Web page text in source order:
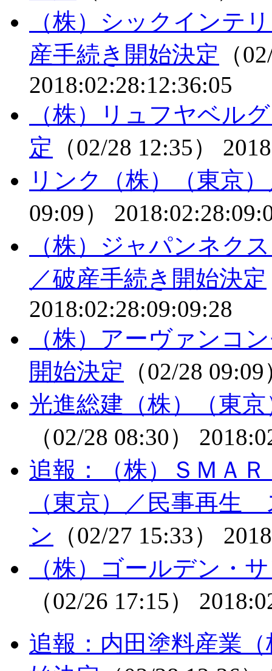
（株）シックインテ
産手続き開始決定 （
2018:02:28:12:36:05
（株）リュフヤベル
定 （02/28 12:35）
リンク（株）（東京
09:09）
（株）ジャパンネク
／破産手続き開始決定
2018:02:28:09:09:28
（株）アーヴァンコ
開始決定 （02/28
光進総建（株）（東
（02/28 08:30）
追報：（株）ＳＭＡ
（東京）／民事再生
ン （02/27 15:33）
（株）ゴールデン・
（02/26 17:15）
追報：内田塗料産業